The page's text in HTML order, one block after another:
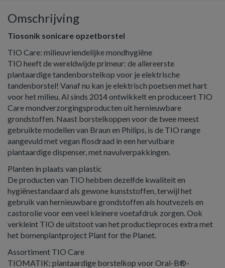
Omschrijving
Tiosonik sonicare opzetborstel
TIO Care: milieuvriendelijke mondhygiëne
TIO heeft de wereldwijde primeur: de allereerste
plantaardige tandenborstelkop voor je elektrische
tandenborstel! Vanaf nu kan je elektrisch poetsen met hart
voor het milieu. Al sinds 2014 ontwikkelt en produceert TIO
Care mondverzorgingsproducten uit hernieuwbare
grondstoffen. Naast borstelkoppen voor de twee meest
gebruikte modellen van Braun en Philips, is de TIO range
aangevuld met vegan flosdraad in een hervulbare
plantaardige dispenser, met navulverpakkingen.
Planten in plaats van plastic
De producten van TIO hebben dezelfde kwaliteit en
hygiënestandaard als gewone kunststoffen, terwijl het
gebruik van hernieuwbare grondstoffen als houtvezels en
castorolie voor een veel kleinere voetafdruk zorgen. Ook
verkleint TIO de uitstoot van het productieproces extra met
het bomenplantproject Plant for the Planet.
Assortiment TIO Care
TIOMATIK: plantaardige borstelkop voor Oral-B®-